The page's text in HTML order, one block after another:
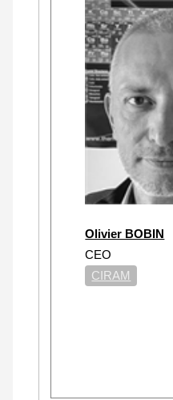
Olivier BOBIN
CEO
CIRAM